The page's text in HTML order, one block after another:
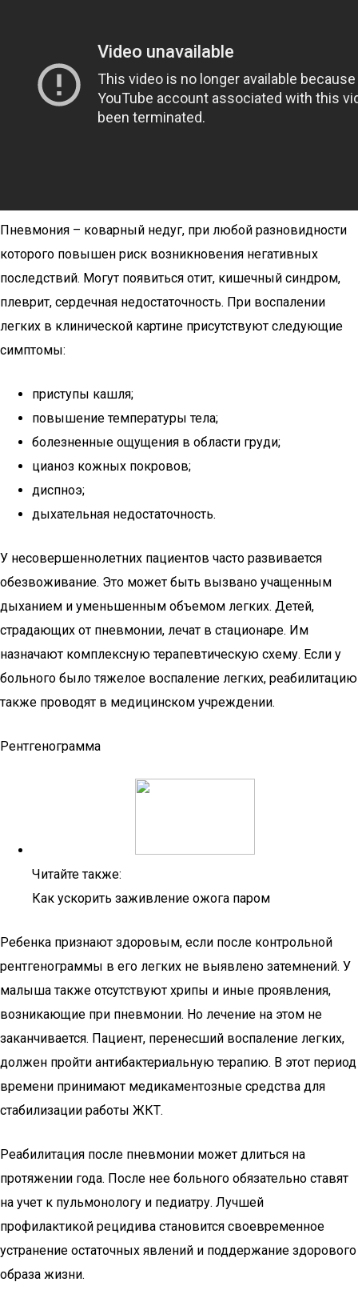
Пневмония – коварный недуг, при любой разновидности
которого повышен риск возникновения негативных
последствий. Могут появиться отит, кишечный синдром,
плеврит, сердечная недостаточность. При воспалении
легких в клинической картине присутствуют следующие
симптомы:
приступы кашля;
повышение температуры тела;
болезненные ощущения в области груди;
цианоз кожных покровов;
диспноэ;
дыхательная недостаточность.
У несовершеннолетних пациентов часто развивается
обезвоживание. Это может быть вызвано учащенным
дыханием и уменьшенным объемом легких. Детей,
страдающих от пневмонии, лечат в стационаре. Им
назначают комплексную терапевтическую схему. Если у
больного было тяжелое воспаление легких, реабилитацию
также проводят в медицинском учреждении.
Рентгенограмма
Читайте также:
Как ускорить заживление ожога паром
Ребенка признают здоровым, если после контрольной
рентгенограммы в его легких не выявлено затемнений. У
малыша также отсутствуют хрипы и иные проявления,
возникающие при пневмонии. Но лечение на этом не
заканчивается. Пациент, перенесший воспаление легких,
должен пройти антибактериальную терапию. В этот период
времени принимают медикаментозные средства для
стабилизации работы ЖКТ.
Реабилитация после пневмонии может длиться на
протяжении года. После нее больного обязательно ставят
на учет к пульмонологу и педиатру. Лучшей
профилактикой рецидива становится своевременное
устранение остаточных явлений и поддержание здорового
образа жизни.